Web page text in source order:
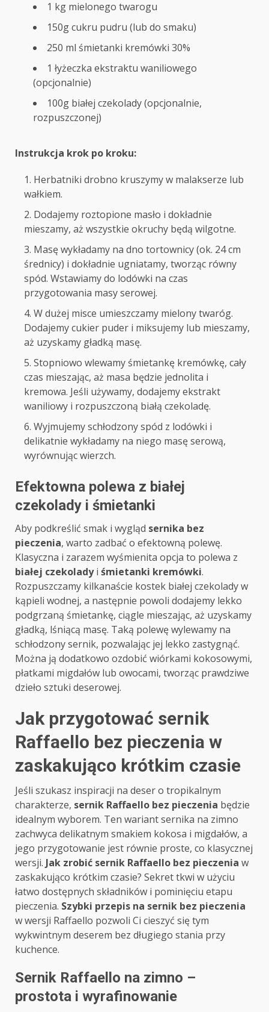
1 kg mielonego twarogu
150g cukru pudru (lub do smaku)
250 ml śmietanki kremówki 30%
1 łyżeczka ekstraktu waniliowego
(opcjonalnie)
100g białej czekolady (opcjonalnie,
rozpuszczonej)
Instrukcja krok po kroku:
Herbatniki drobno kruszymy w malakserze lub
wałkiem.
Dodajemy roztopione masło i dokładnie
mieszamy, aż wszystkie okruchy będą wilgotne.
Masę wykładamy na dno tortownicy (ok. 24 cm
średnicy) i dokładnie ugniatamy, tworząc równy
spód. Wstawiamy do lodówki na czas
przygotowania masy serowej.
W dużej misce umieszczamy mielony twaróg.
Dodajemy cukier puder i miksujemy lub mieszamy,
aż uzyskamy gładką masę.
Stopniowo wlewamy śmietankę kremówkę, cały
czas mieszając, aż masa będzie jednolita i
kremowa. Jeśli używamy, dodajemy ekstrakt
waniliowy i rozpuszczoną białą czekoladę.
Wyjmujemy schłodzony spód z lodówki i
delikatnie wykładamy na niego masę serową,
wyrównując wierzch.
Efektowna polewa z białej
czekolady i śmietanki
Aby podkreślić smak i wygląd sernika bez
pieczenia, warto zadbać o efektowną polewę.
Klasyczna i zarazem wyśmienita opcja to polewa z
białej czekoladyi śmietanki kremówki.
Rozpuszczamy kilkanaście kostek białej czekolady w
kąpieli wodnej, a następnie powoli dodajemy lekko
podgrzaną śmietankę, ciągle mieszając, aż uzyskamy
gładką, lśniącą masę. Taką polewę wylewamy na
schłodzony sernik, pozwalając jej lekko zastygnąć.
Można ją dodatkowo ozdobić wiórkami kokosowymi,
płatkami migdałów lub owocami, tworząc prawdziwe
dzieło sztuki deserowej.
Jak przygotować sernik
Raffaello bez pieczenia w
zaskakująco krótkim czasie
Jeśli szukasz inspiracji na deser o tropikalnym
charakterze, sernik Raffaello bez pieczenia będzie
idealnym wyborem. Ten wariant sernika na zimno
zachwyca delikatnym smakiem kokosa i migdałów, a
jego przygotowanie jest równie proste, co klasycznej
wersji. Jak zrobić sernik Raffaello bez pieczenia w
zaskakująco krótkim czasie? Sekret tkwi w użyciu
łatwo dostępnych składników i pominięciu etapu
pieczenia. Szybki przepis na sernik bez pieczenia
w wersji Raffaello pozwoli Ci cieszyć się tym
wykwintnym deserem bez długiego stania przy
kuchence.
Sernik Raffaello na zimno –
prostota i wyrafinowanie